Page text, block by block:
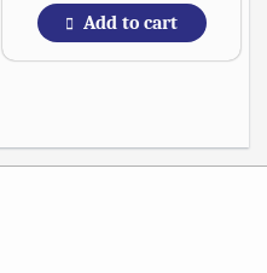
Add to cart